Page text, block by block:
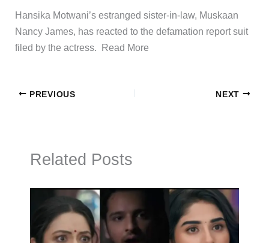
​Hansika Motwani’s estranged sister-in-law, Muskaan
Nancy James, has reacted to the defamation report suit
filed by the actress. ​Read More
PREVIOUS NEXT
Related Posts